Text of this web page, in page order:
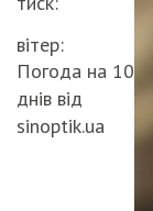
вітер:
Погода на 10
днів від
sinoptik.ua